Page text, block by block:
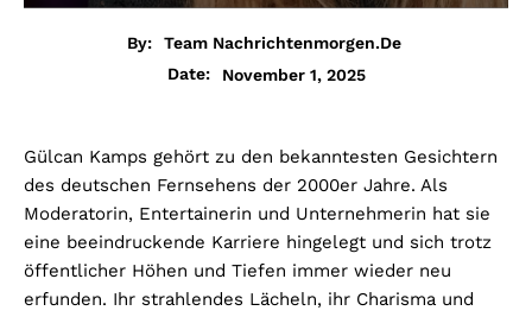
By:
Team Nachrichtenmorgen.de
Date:
November 1, 2025
Gülcan Kamps gehört zu den bekanntesten Gesichtern
des deutschen Fernsehens der 2000er Jahre. Als
Moderatorin, Entertainerin und Unternehmerin hat sie
eine beeindruckende Karriere hingelegt und sich trotz
öffentlicher Höhen und Tiefen immer wieder neu
erfunden. Ihr strahlendes Lächeln, ihr Charisma und